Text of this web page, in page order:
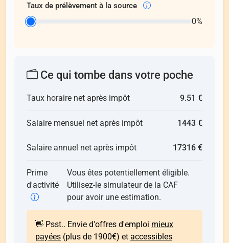
Taux de prélèvement à la source
0%
Ce qui tombe dans votre poche
Taux horaire net après impôt 9.51 €
Salaire mensuel net après impôt 1443 €
Salaire annuel net après impôt 17316 €
Prime
d'activité
Vous êtes potentiellement éligible.
Utilisez-le simulateur de la CAF
pour avoir une estimation.
👋 Psst.. Envie d'offres d'emploi mieux
payées (plus de 1900€) et accessibles